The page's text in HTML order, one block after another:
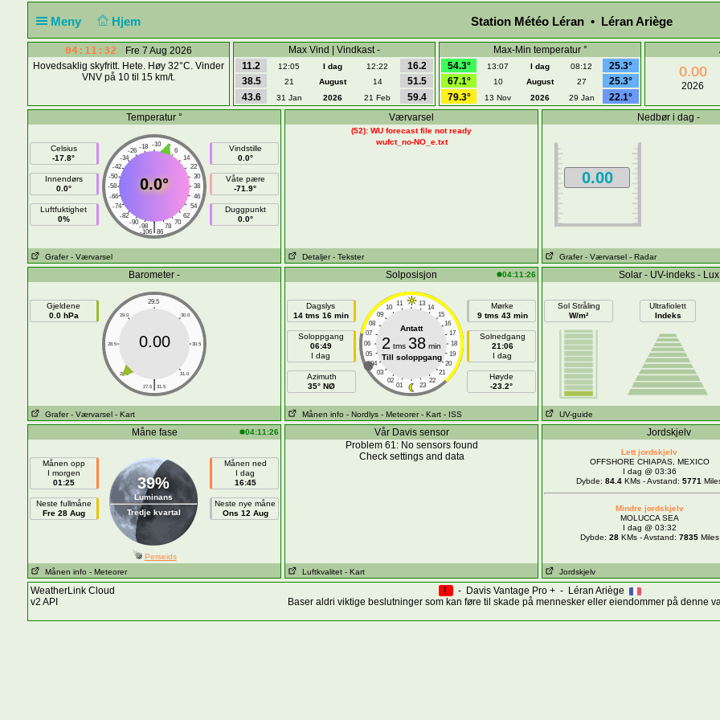
Meny Hjem Station Météo Léran • Léran Ariège
04:11:32
Fre 7 Aug 2026
Hovedsaklig skyfritt. Hete. Høy 32°C. Vinder
VNV på 10 til 15 km/t.
Max Vind | Vindkast -
11.2
12:05 I dag 12:22
16.2
38.5
21 August 14
51.5
43.6
31 Jan 2026 21 Feb 59.4
Max-Min temperatur °
54.3°
13:07 I dag 08:12
25.3°
67.1°
10 August 27
25.3°
79.3°
13 Nov 2026 29 Jan 22.1°
0.00
2026
Temperatur °
Celsius
-17.8°
Innendørs
0.0°
Luftfuktighet
0%
-10
-18 -2
-26
6
-34
14
-42
22
-50
30
-58
38
-66
46
-74
54
-82
62
-90
70
-98 78
|
-106 86
0.0°
Vindstille
0.0°
Våte pære
-71.9°
Duggpunkt
0.0°
Grafer - Værvarsel
Værvarsel
(52): WU forecast file not ready
wufct_no-NO_e.txt
Detaljer - Tekster
Nedbør i dag -
0.00
Grafer - Værvarsel - Radar
Barometer -
Gjeldene
0.0 hPa
29.5
29.0 30.0
28.5 30.5
28.0 31.0
|
27.5 31.5
0.00
Grafer - Værvarsel - Kart
Solposisjon 04:11:26
Dagslys
14 tms 16 min
Soloppgang
06:49
I dag
Azimuth
35° NØ
11 13
10
14
09
15
08
16
07
17
06
18
05
19
04
20
03
21
02
22
01 23
Antatt
2 tms 38 min
Till soloppgang
Mørke
9 tms 43 min
Solnedgang
21:06
I dag
Høyde
-23.2°
Månen info - Nordlys - Meteorer - Kart - ISS
Solar - UV-indeks - Lux
Sol Stråling
W/m²
Ultrafiolett
Indeks
UV-guide
Måne fase 04:11:26
Månen opp
I morgen
01:25
Neste fullmåne
Fre 28 Aug
39%
Luminans
Tredje kvartal
Månen ned
I dag
16:45
Neste nye måne
Ons 12 Aug
Perseids
Månen info - Meteorer
Vår Davis sensor
Problem 61: No sensors found
Check settings and data
Luftkvalitet - Kart
Jordskjelv
Lett jordskjelv
OFFSHORE CHIAPAS, MEXICO
I dag @ 03:36
Dybde: 84.4 KMs - Avstand: 5771
Mindre jordskjelv
MOLUCCA SEA
I dag @ 03:32
Dybde: 28KMs - Avstand: 7835Miles
Jordskjelv
WeatherLink Cloud
v2 API
!
- Davis Vantage Pro + - Léran Ariège
Baser aldri viktige beslutninger som kan føre til skade på mennesker eller eiendommer på denne